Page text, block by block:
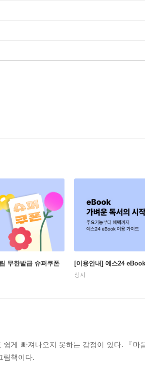
무한발급 슈퍼쿠폰 [이용안내] 예스24
상시
게 빠져나오지 못하는 감정이 있다. 『마
림책이다.